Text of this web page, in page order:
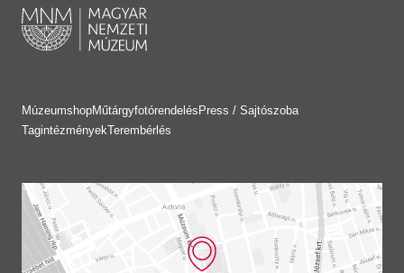
MúzeumshopMűtárgyfotórendelés Press / Sajtószoba
TagintézményekTerembérlés